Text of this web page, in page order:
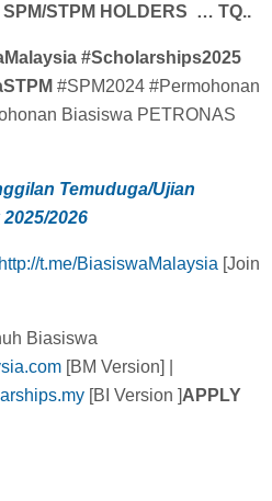
STPM HOLDERS … TQ..
#Scholarships2025
#SPM2024 #Permohonan
Biasiswa PETRONAS
Temuduga/Ujian
2026
http://t.me/BiasiswaMalaysia [Join
Biasiswa
[BM Version] |
[BI Version ]APPLY